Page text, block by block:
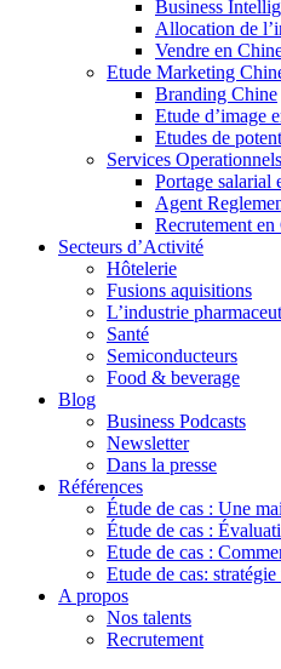
Business
Allocation de
Vendre en
Etude Marketing
Branding Chine
Etude d’image
Etudes de
Services Operationnels
Portage salarial
Agent
Recrutement en
Secteurs d’Activité
Hôtelerie
Fusions aquisitions
L’industrie
Santé
Semiconducteurs
Food & beverage
Blog
Business Podcasts
Newsletter
Dans la presse
Références
Étude de cas : Une
Étude de cas :
Etude de cas :
Etude de cas:
A propos
Nos talents
Recrutement